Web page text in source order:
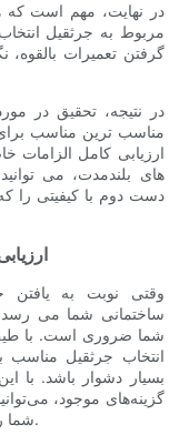
در نهایت، مهم است که
مربوط به جرثقیل
گرفتن تعمیرات
در نتیجه، تحقیق در
مناسب ترین مناسب
ارزیابی کامل الزامات
های بلندمدت، می
دست دوم با کیفیتی را
-
وقتی نوبت به یافتن
ساختمانی شما می رسد،
شما ضروری است. با طیف
انتخاب جرثقیل مناسب
بسیار دشوار باشد. با
گزینه‌های موجود،
شما را برآورده کند و عملکرد مطلوبی را ارائه دهد.